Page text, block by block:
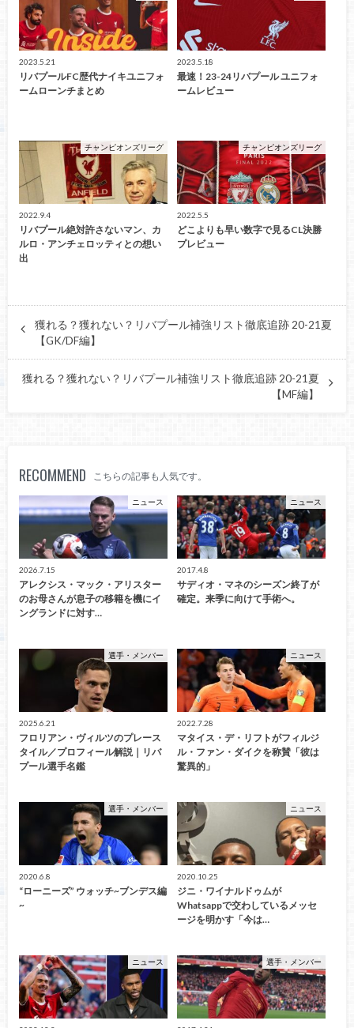
2023.5.21
リバプールFC歴代ナイキユニフォ
ームローンチまとめ
2023.5.18
最速！23-24リバプール ユニフォ
ームレビュー
チャンピオンズリーグ
2022.9.4
リバプール絶対許さないマン、カ
ルロ・アンチェロッティとの想い
出
チャンピオンズリーグ
2022.5.5
どこよりも早い数字で見るCL決勝
プレビュー
獲れる？獲れない？リバプール補強リスト徹底追跡 20-21夏
【GK/DF編】
獲れる？獲れない？リバプール補強リスト徹底追跡 20-21夏
【MF編】
RECOMMEND こちらの記事も人気です。
ニュース
2026.7.15
アレクシス・マック・アリスター
のお母さんが息子の移籍を機にイ
ングランドに対す…
ニュース
2017.4.8
サディオ・マネのシーズン終了が
確定。来季に向けて手術へ。
選手・メンバー
2025.6.21
フロリアン・ヴィルツのプレース
タイル／プロフィール解説｜リバ
プール選手名鑑
ニュース
2022.7.28
マタイス・デ・リフトがフィルジ
ル・ファン・ダイクを称賛「彼は
驚異的」
選手・メンバー
2020.6.8
“ローニーズ” ウォッチ~ブンデス編
~
ニュース
2020.10.25
ジニ・ワイナルドゥムが
Whatsappで交わしているメッセ
ージを明かす「今は…
ニュース 選手・メンバー